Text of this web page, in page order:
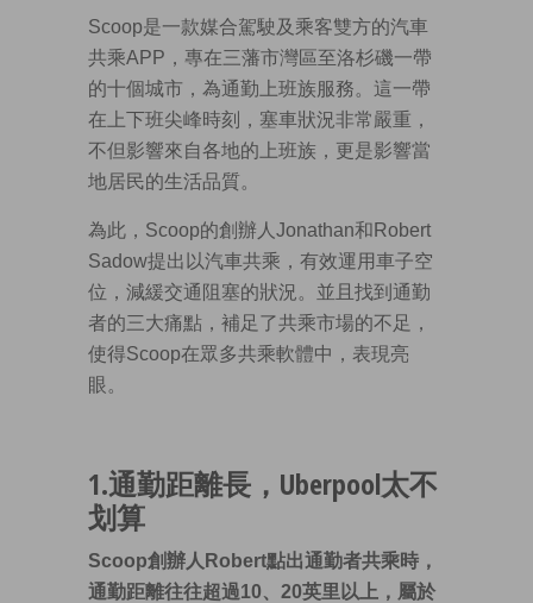
Scoop是一款媒合駕駛及乘客雙方的汽車
共乘APP，專在三藩市灣區至洛杉磯一帶
的十個城市，為通勤上班族服務。這一帶
在上下班尖峰時刻，塞車狀況非常嚴重，
不但影響來自各地的上班族，更是影響當
地居民的生活品質。
為此，Scoop的創辦人Jonathan和Robert
Sadow提出以汽車共乘，有效運用車子空
位，減緩交通阻塞的狀況。並且找到通勤
者的三大痛點，補足了共乘市場的不足，
使得Scoop在眾多共乘軟體中，表現亮
眼。
1.通勤距離長，Uberpool太不
划算
Scoop創辦人Robert點出通勤者共乘時，
通勤距離往往超過10、20英里以上，屬於